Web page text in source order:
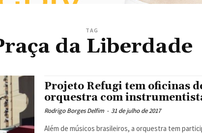
TAG
da Liberdade
Projeto Refugi tem oficinas
orquestra com
Rodrigo Borges Delfim - 31 de julho de 2017
Além de músicos brasileiros, a orquestra tem